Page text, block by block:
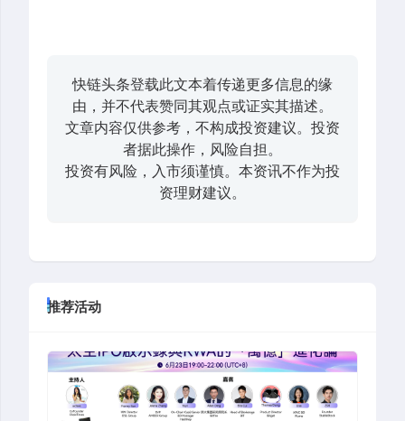
快链头条登载此文本着传递更多信息的缘
由，并不代表赞同其观点或证实其描述。
文章内容仅供参考，不构成投资建议。投资
者据此操作，风险自担。
投资有风险，入市须谨慎。本资讯不作为投
资理财建议。
推荐活动